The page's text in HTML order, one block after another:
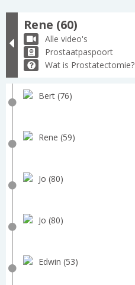
Rene (60)
Alle video's
Prostaatpaspoort
Wat is Prostatectomie?
Bert (76)
Rene (59)
Jo (80)
Jo (80)
Edwin (53)